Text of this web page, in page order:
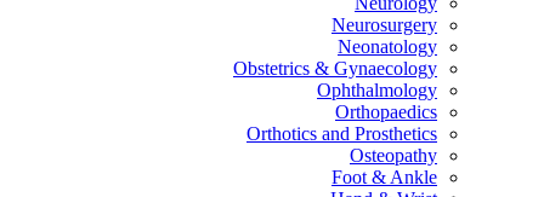
Neurosurgery
Neonatology
Obstetrics & Gynaecology
Ophthalmology
Orthopaedics
Orthotics and Prosthetics
Osteopathy
Foot & Ankle